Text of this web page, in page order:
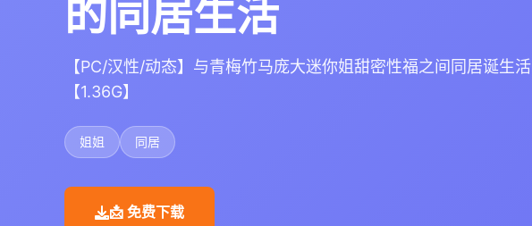
的同居生活
【PC/汉性/动态】与青梅竹马庞大迷你姐甜密性福之间同居诞生活
【1.36G】
姐姐 同居
📩 免费下载